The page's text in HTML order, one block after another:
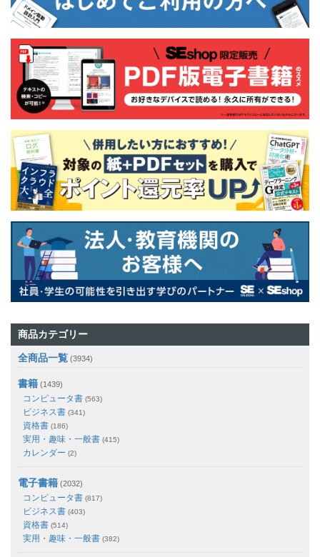
商品カテゴリー
全商品一覧 (3934)
書籍 (1439)
コンピュータ書 (563)
ビジネス書 (341)
資格書 (186)
実用・趣味・一般書 (415)
カレンダー (2)
電子書籍 (2032)
コンピュータ書 (817)
ビジネス書 (403)
資格書 (514)
実用・趣味・一般書 (382)